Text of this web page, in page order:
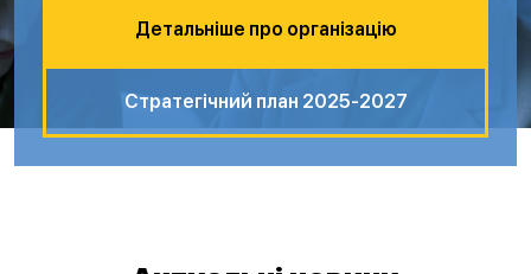
Детальніше про організацію
Стратегічний план 2025-2027